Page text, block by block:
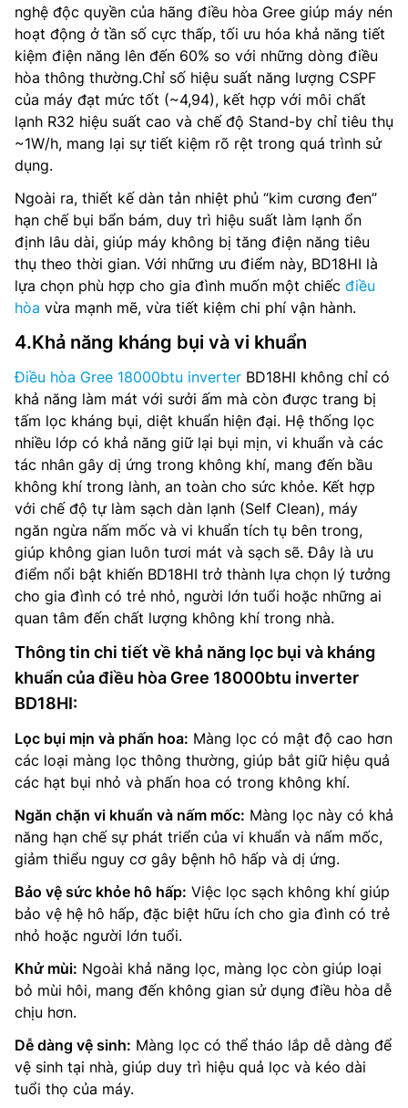
nghệ độc quyền của hãng điều hòa Gree giúp máy nén
hoạt động ở tần số cực thấp, tối ưu hóa khả năng tiết
kiệm điện năng lên đến 60% so với những dòng điều
hòa thông thường.Chỉ số hiệu suất năng lượng CSPF
của máy đạt mức tốt (~4,94), kết hợp với môi chất
lạnh R32 hiệu suất cao và chế độ Stand-by chỉ tiêu thụ
~1W/h, mang lại sự tiết kiệm rõ rệt trong quá trình sử
dụng.
Ngoài ra, thiết kế dàn tản nhiệt phủ “kim cương đen”
hạn chế bụi bẩn bám, duy trì hiệu suất làm lạnh ổn
định lâu dài, giúp máy không bị tăng điện năng tiêu
thụ theo thời gian. Với những ưu điểm này, BD18HI là
lựa chọn phù hợp cho gia đình muốn một chiếc điều
hòa vừa mạnh mẽ, vừa tiết kiệm chi phí vận hành.
4.Khả năng kháng bụi và vi khuẩn
Điều hòa Gree 18000btu inverter BD18HI không chỉ có
khả năng làm mát với sưởi ấm mà còn được trang bị
tấm lọc kháng bụi, diệt khuẩn hiện đại. Hệ thống lọc
nhiều lớp có khả năng giữ lại bụi mịn, vi khuẩn và các
tác nhân gây dị ứng trong không khí, mang đến bầu
không khí trong lành, an toàn cho sức khỏe. Kết hợp
với chế độ tự làm sạch dàn lạnh (Self Clean), máy
ngăn ngừa nấm mốc và vi khuẩn tích tụ bên trong,
giúp không gian luôn tươi mát và sạch sẽ. Đây là ưu
điểm nổi bật khiến BD18HI trở thành lựa chọn lý tưởng
cho gia đình có trẻ nhỏ, người lớn tuổi hoặc những ai
quan tâm đến chất lượng không khí trong nhà.
Thông tin chi tiết về khả năng lọc bụi và kháng
khuẩn của điều hòa Gree 18000btu inverter
BD18HI:
Lọc bụi mịn và phấn hoa: Màng lọc có mật độ cao hơn
các loại màng lọc thông thường, giúp bắt giữ hiệu quả
các hạt bụi nhỏ và phấn hoa có trong không khí.
Ngăn chặn vi khuẩn và nấm mốc: Màng lọc này có khả
năng hạn chế sự phát triển của vi khuẩn và nấm mốc,
giảm thiểu nguy cơ gây bệnh hô hấp và dị ứng.
Bảo vệ sức khỏe hô hấp: Việc lọc sạch không khí giúp
bảo vệ hệ hô hấp, đặc biệt hữu ích cho gia đình có trẻ
nhỏ hoặc người lớn tuổi.
Khử mùi: Ngoài khả năng lọc, màng lọc còn giúp loại
bỏ mùi hôi, mang đến không gian sử dụng điều hòa dễ
chịu hơn.
Dễ dàng vệ sinh: Màng lọc có thể tháo lắp dễ dàng để
vệ sinh tại nhà, giúp duy trì hiệu quả lọc và kéo dài
tuổi thọ của máy.